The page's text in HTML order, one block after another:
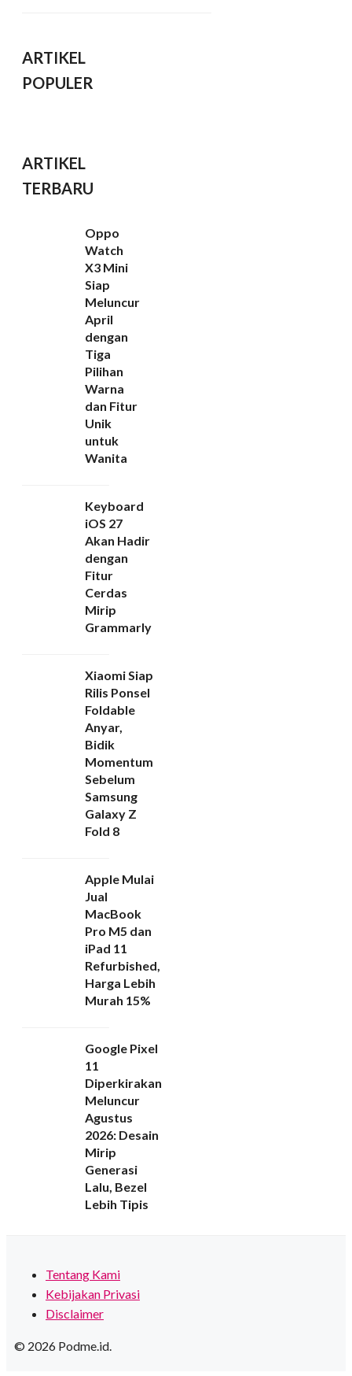
ARTIKEL
POPULER
ARTIKEL
TERBARU
Oppo
Watch
X3 Mini
Siap
Meluncur
April
dengan
Tiga
Pilihan
Warna
dan Fitur
Unik
untuk
Wanita
Keyboard
iOS 27
Akan Hadir
dengan
Fitur
Cerdas
Mirip
Grammarly
Xiaomi Siap
Rilis Ponsel
Foldable
Anyar,
Bidik
Momentum
Sebelum
Samsung
Galaxy Z
Fold 8
Apple Mulai
Jual
MacBook
Pro M5 dan
iPad 11
Refurbished,
Harga Lebih
Murah 15%
Google Pixel
11
Diperkirakan
Meluncur
Agustus
2026: Desain
Mirip
Generasi
Lalu, Bezel
Lebih Tipis
Tentang Kami
Kebijakan Privasi
Disclaimer
© 2026 Podme.id.